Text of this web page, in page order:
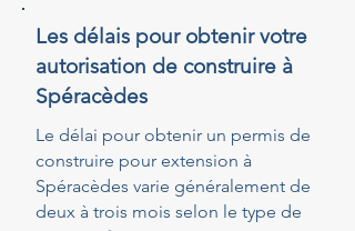
Les délais pour obtenir votre
autorisation de construire à
Spéracèdes
Le délai pour obtenir un permis de
construire pour extension à
Spéracèdes varie généralement de
deux à trois mois selon le type de